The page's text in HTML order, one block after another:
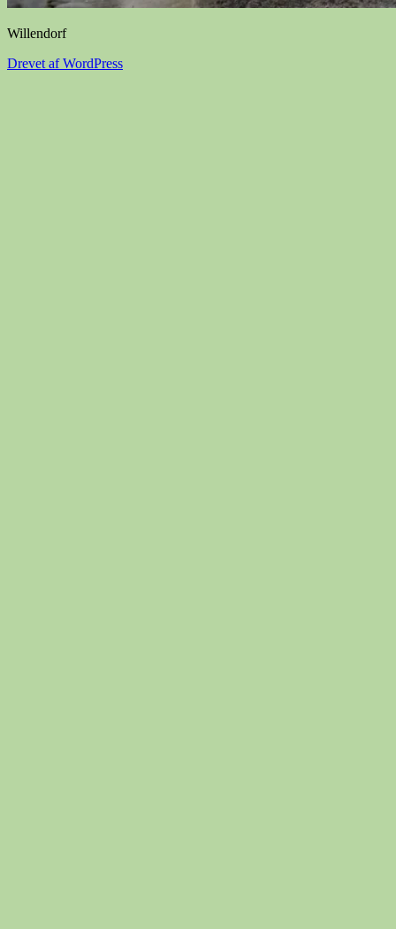
Willendorf
Drevet af WordPress